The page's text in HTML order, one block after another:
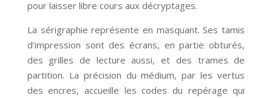
pour laisser libre cours aux décryptages.
La sérigraphie représente en masquant. Ses tamis
d’impression sont des écrans, en partie obturés,
des grilles de lecture aussi, et des trames de
partition. La précision du médium, par les vertus
des encres, accueille les codes du repérage qui